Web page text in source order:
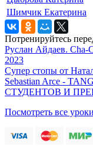
Шимчик Екатерина
Потренируйтесь
Руслан Айдаев. Cha-
2023
Супер стопы от
Sebastian Arce -
СТУДЕНТОВ И
Посмотреть все уроки